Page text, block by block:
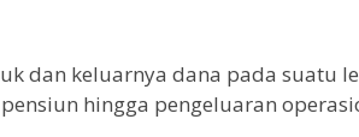
dan keluarnya dana pada suatu
hingga pengeluaran